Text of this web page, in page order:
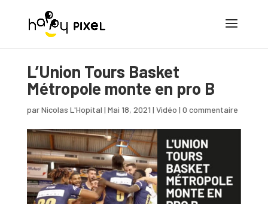
L’Union Tours Basket
Métropole monte en pro B
parNicolas L'Hopital | Mai 18, 2021 | Vidéo | 0 commentaire